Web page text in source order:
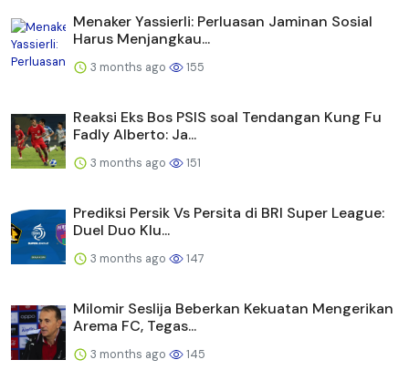
Menaker Yassierli: Perluasan Jaminan Sosial
Harus Menjangkau...
3 months ago 155
Reaksi Eks Bos PSIS soal Tendangan Kung Fu
Fadly Alberto: Ja...
3 months ago 151
Prediksi Persik Vs Persita di BRI Super League:
Duel Duo Klu...
3 months ago 147
Milomir Seslija Beberkan Kekuatan Mengerikan
Arema FC, Tegas...
3 months ago 145